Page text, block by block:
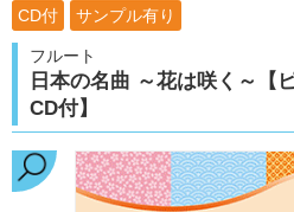
CD付 サンプル有り
フルート
日本の名曲 ～花は咲く～【
CD付】